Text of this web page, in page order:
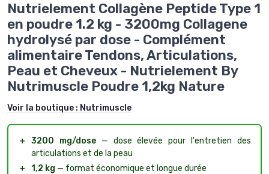
Nutrielement Collagène Peptide Type 1
en poudre 1.2 kg - 3200mg Collagene
hydrolysé par dose - Complément
alimentaire Tendons, Articulations,
Peau et Cheveux - Nutrielement By
Nutrimuscle Poudre 1,2kg Nature
Voir la boutique : Nutrimuscle
＋ 3200 mg/dose— dose élevée pour l'entretien des
articulations et de la peau
＋ 1,2 kg — format économique et longue durée